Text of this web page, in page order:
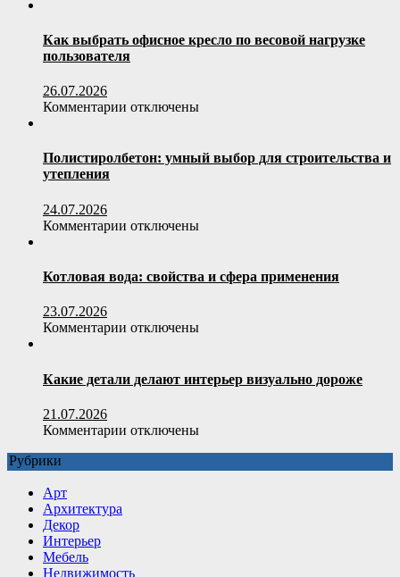
печи
Prometall:
отопительному
Как выбрать офисное кресло по весовой нагрузке
пользователя
26.07.2026
Комментарии к
выбрать
офисное
нагрузке
отключены
Полистиролбетон: умный выбор для строительства и
утепления
24.07.2026
Комментарии к
умный
выбор
и
отключены
Котловая вода: свойства и сфера применения
23.07.2026
Комментарии к
вода:
свойства
применения
отключены
Какие детали делают интерьер визуально дороже
21.07.2026
Комментарии котключены
Рубрики
Арт
Архитектура
Декор
Интерьер
Мебель
Недвижимость